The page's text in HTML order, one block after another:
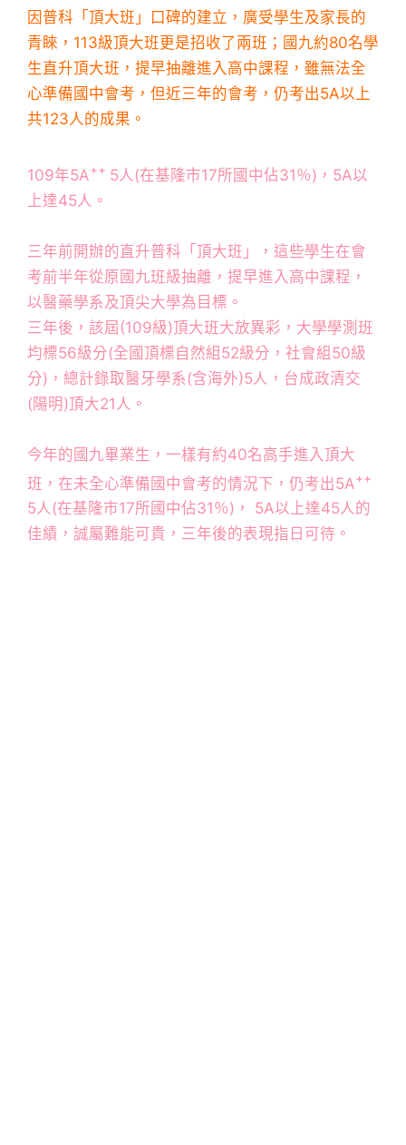
因普科「頂大班」口碑的建立，廣受學生及家長的
青睞，113級頂大班更是招收了兩班；國九約80名學
生直升頂大班，提早抽離進入高中課程，雖無法全
心準備國中會考，但近三年的會考，仍考出5A以上
共123人的成果。
109年5A++ 5人(在基隆市17所國中佔31％)，5A以
上達45人。
三年前開辦的直升普科「頂大班」，這些學生在會
考前半年從原國九班級抽離，提早進入高中課程，
以醫藥學系及頂尖大學為目標。
三年後，該屆(109級)頂大班大放異彩，大學學測班
均標56級分(全國頂標自然組52級分，社會組50級
分)，總計錄取醫牙學系(含海外)5人，台成政清交
(陽明)頂大21人。
今年的國九畢業生，一樣有約40名高手進入頂大
班，在未全心準備國中會考的情況下，仍考出5A++
5人(在基隆市17所國中佔31％)， 5A以上達45人的
佳績，誠屬難能可貴，三年後的表現指日可待。